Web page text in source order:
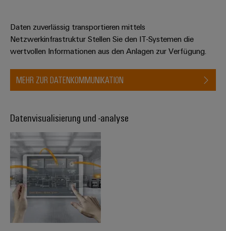
Daten zuverlässig transportieren mittels
Netzwerkinfrastruktur Stellen Sie den IT-Systemen die
wertvollen Informationen aus den Anlagen zur Verfügung.
MEHR ZUR DATENKOMMUNIKATION
Datenvisualisierung und -analyse​